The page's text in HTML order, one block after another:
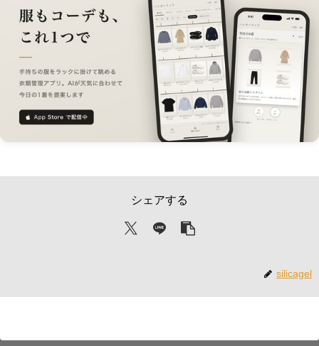
シェアする
silicagel